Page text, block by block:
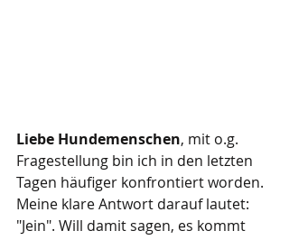
Liebe Hundemenschen, mit o.g.
Fragestellung bin ich in den letzten
Tagen häufiger konfrontiert worden.
Meine klare Antwort darauf lautet:
"Jein". Will damit sagen, es kommt